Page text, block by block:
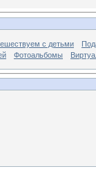
с детьми
Фотоальбомы